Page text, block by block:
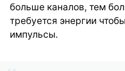
больше каналов, тем
требуется энергии
импульсы.